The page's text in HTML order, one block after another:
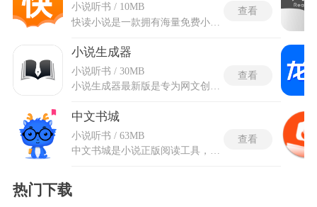
小说听书 / 10MB
查看
小说生成器
小说听书 / 30MB
小说生成器最新版是专为网文创作打造的智能辅助工具，工具摒弃传统创作辅助的单一模式，可适配多种小说题材的创作需求，能根据自定义的故事设定、人物框架与情节走向，快速产出贴合创作逻辑的原创文字内容。小说生成器最新版优化了语句衔接与情节连贯性问题，修复了旧版内容同质化、逻辑断层的弊端，同时拓展了题材适配范围与细节编辑功能。创作过程中无需繁琐手动铺垫，可自主调整文风、节奏与内容细节，适配短篇、长篇各类网文创作场景，为文字创作提供高效、优质的智能助力，降低原创小说的创作门槛。
查看
中文书城
小说听书 / 63MB
查看
热门下载